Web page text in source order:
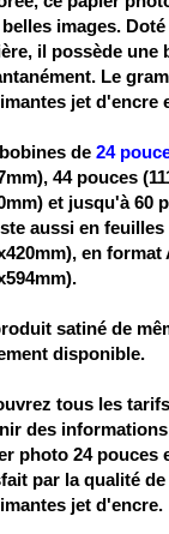
images.
il possède une
Le
jet d'encre
de 24
44 pouces
et jusqu'à 60
aussi en
en format
satiné de
disponible.
tous les
des
photo 24 pouces
par la qualité
jet d'encre.